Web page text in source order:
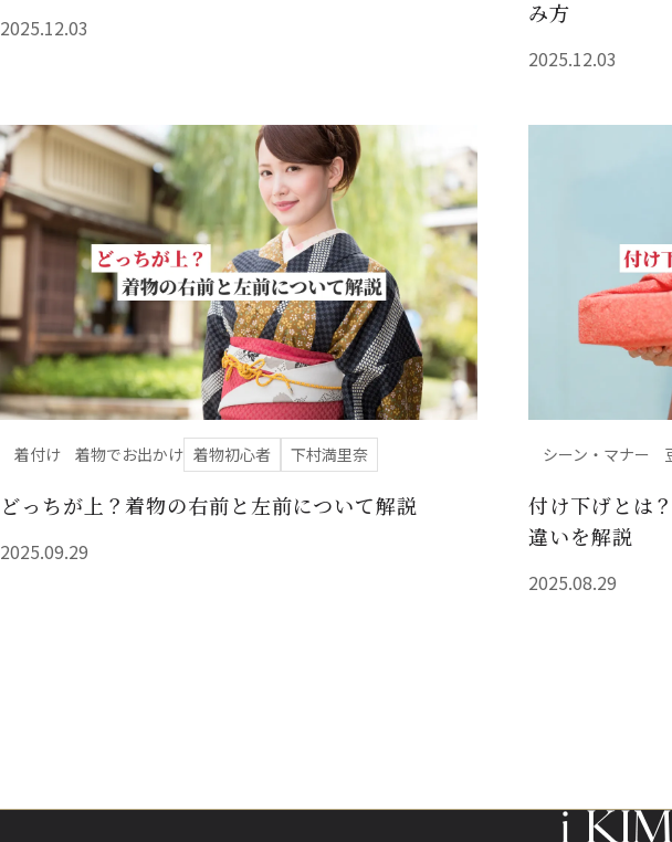
2025.12.03
み方
2025.12.03
着付け 着物でお出かけ 着物初心者 下村満里奈
どっちが上？着物の右前と左前について解説
2025.09.29
シーン・マナー
付け下げとは
違いを解説
2025.08.29